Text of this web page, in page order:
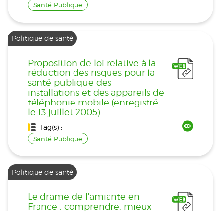
Santé Publique
Politique de santé
Proposition de loi relative à la
réduction des risques pour la
santé publique des
installations et des appareils de
téléphonie mobile (enregistré
le 13 juillet 2005)
Tag(s) :
Santé Publique
Politique de santé
Le drame de l'amiante en
France : comprendre, mieux